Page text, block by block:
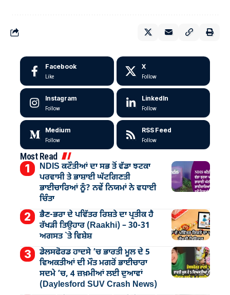
Facebook
Like
X
Follow
Instagram
Follow
LinkedIn
Follow
Medium
Follow
RSS Feed
Follow
Most Read
NDIS ਕਟੌਤੀਆਂ ਦਾ ਸਭ ਤੋਂ ਵੱਡਾ ਝਟਕਾ
ਪਰਵਾਸੀ ਤੇ ਭਾਸ਼ਾਈ ਘੱਟਗਿਣਤੀ
ਭਾਈਚਾਰਿਆਂ ਨੂੰ? ਨਵੇਂ ਨਿਯਮਾਂ ਨੇ ਵਧਾਈ
ਚਿੰਤਾ
ਭੈਣ-ਭਰਾ ਦੇ ਪਵਿੱਤਰ ਰਿਸ਼ਤੇ ਦਾ ਪ੍ਰਤੀਕ ਹੈ
ਰੱਖੜੀ ਤਿਉਹਾਰ (Raakhi) – 30-31
ਅਗਸਤ `ਤੇ ਵਿਸ਼ੇਸ਼
ਡੇਲਸਫੋਰਡ ਹਾਦਸੇ ’ਚ ਭਾਰਤੀ ਮੂਲ ਦੇ 5
ਵਿਅਕਤੀਆਂ ਦੀ ਮੌਤ ਮਗਰੋਂ ਭਾਈਚਾਰਾ
ਸਦਮੇ ’ਚ, 4 ਜ਼ਖ਼ਮੀਆਂ ਲਈ ਦੁਆਵਾਂ
(Daylesford SUV Crash News)